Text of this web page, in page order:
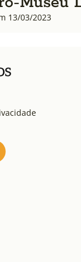
13/03/2023